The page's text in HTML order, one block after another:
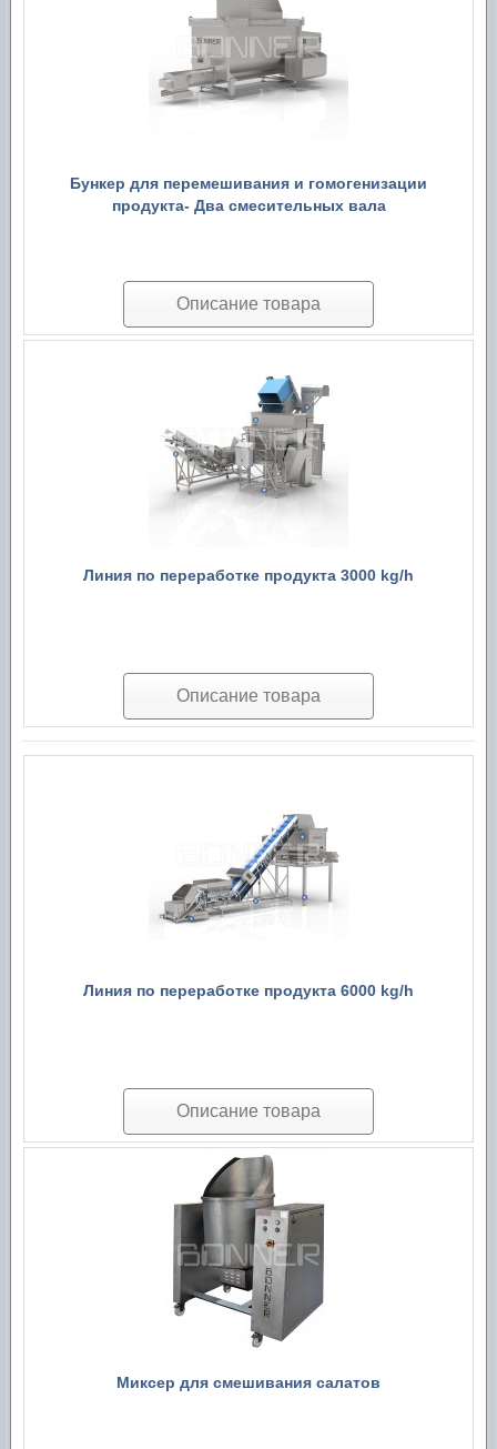
Бункер для перемешивания и гомогенизации
продукта- Два смесительных вала
Описание товара
Линия по переработке продукта 3000 kg/h
Описание товара
Линия по переработке продукта 6000 kg/h
Описание товара
Миксер для смешивания салатов